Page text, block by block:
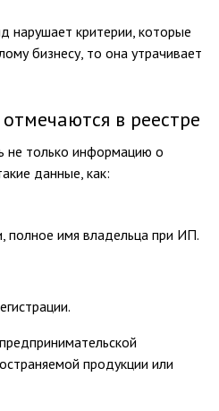
нарушает критерии, которые
бизнесу, то она утрачивает
в реестре
не только информацию о
данные, как:
полное имя владельца при ИП.
продукции или